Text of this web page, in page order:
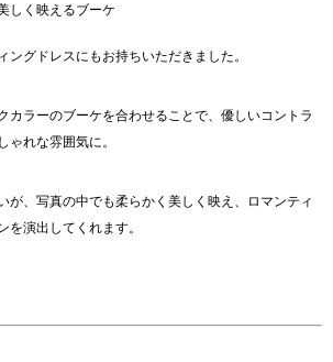
しく映えるブーケ
ングドレスにもお持ちいただきました。
カラーのブーケを合わせることで、優しいコントラ
ゃれな雰囲気に。
が、写真の中でも柔らかく美しく映え、ロマンティ
を演出してくれます。